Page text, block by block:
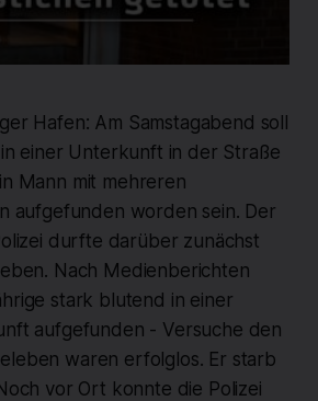
Hafen: Am Samstagabend soll
einer Unterkunft in der Straße
Mann mit mehreren
aufgefunden worden sein. Der
durfte darüber zunächst
Nach Medienberichten
stark blutend in einer
aufgefunden - Versuche den
waren erfolglos. Er starb
vor Ort konnte die Polizei